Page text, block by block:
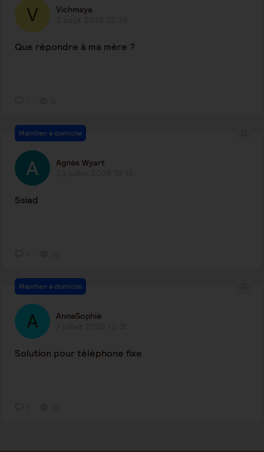
Vichmaya
Que répondre à ma mère ?
Maintien à domicile
Agnès Wyart
Ssiad
Maintien à domicile
AnneSophie
Solution pour téléphone fixe